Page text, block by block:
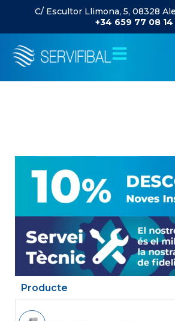
C/ Escultor Llimona, 5, 08328
+34 659 77 08 14
Producte